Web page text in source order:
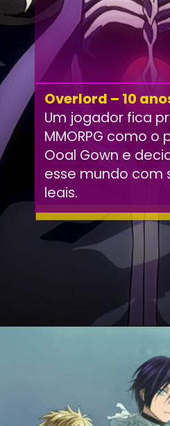
Overlord – 10
Um jogador fica
MMORPG como o
Ooal Gown e
esse mundo com
leais.